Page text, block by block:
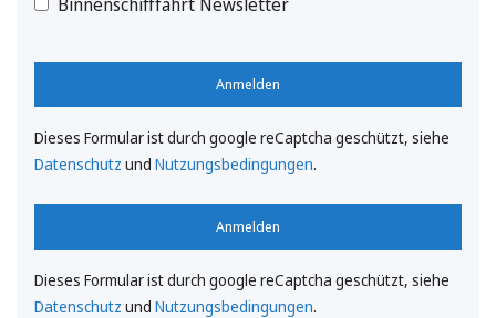
Anmelden
Dieses Formular ist durch google reCaptcha geschützt, siehe
Datenschutz und Nutzungsbedingungen.
Anmelden
Dieses Formular ist durch google reCaptcha geschützt, siehe
Datenschutz und Nutzungsbedingungen.